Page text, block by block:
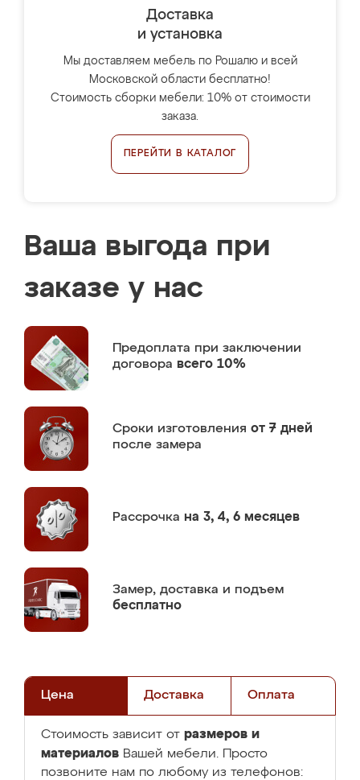
Доставка
и установка
Мы доставляем мебель по Рошалю и всей
Московской области бесплатно!
Стоимость сборки мебели: 10% от стоимости
заказа.
ПЕРЕЙТИ В КАТАЛОГ
Ваша выгода при
заказе у нас
Предоплата при заключении
договора всего 10%
Сроки изготовления от 7 дней
после замера
Рассрочка на 3, 4, 6 месяцев
Замер, доставка и подъем
бесплатно
Цена Доставка Оплата
Стоимость зависит от размеров и
материалов Вашей мебели. Просто
позвоните нам по любому из телефонов: